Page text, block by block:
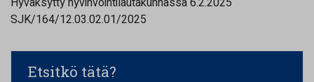
SJK/164/12.03.02.01/2025
Etsitkö tätä?